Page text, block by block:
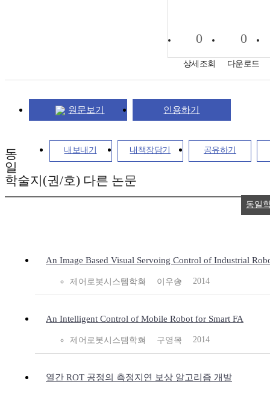
0
상세조회
0
다운로드
원문보기 인용하기
내보내기 내책장담기 공유하기
동
일
학술지(권/호) 다른 논문
An Image Based Visual Servoing Control of Industrial
제어로봇시스템학회 이우송 2014
An Intelligent Control of Mobile Robot for Smart FA
제어로봇시스템학회 구영목 2014
열간 ROT 공정의 측정지연 보상 알고리즘 개발
동일